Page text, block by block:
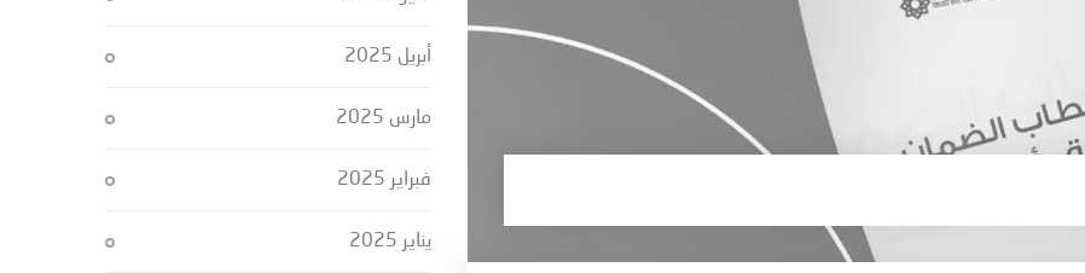
أبريل 2025
مارس 2025
فبراير 2025
يناير 2025